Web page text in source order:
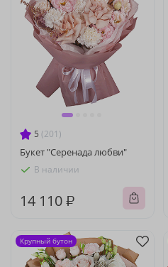
5 (201)
Букет "Серенада любви"
В наличии
14 110 ₽
Крупный бутон